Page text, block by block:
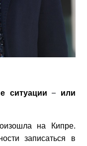
ситуации– или
на Кипре.
записаться в